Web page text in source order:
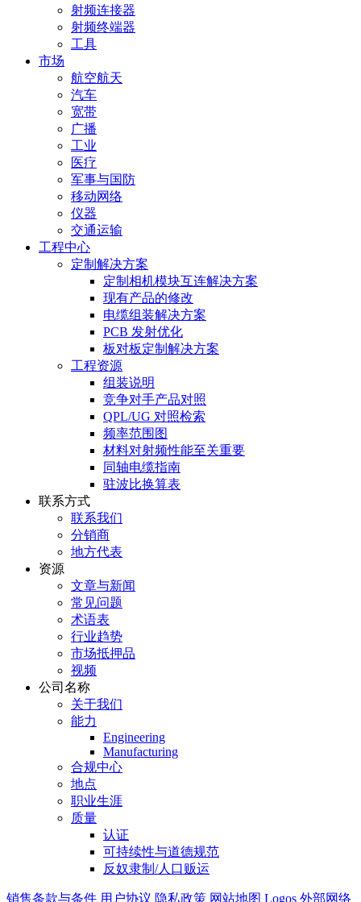
射频连接器
射频终端器
工具
市场
航空航天
汽车
宽带
广播
工业
医疗
军事与国防
移动网络
仪器
交通运输
工程中心
定制解决方案
定制相机模块互连解决方案
现有产品的修改
电缆组装解决方案
PCB 发射优化
板对板定制解决方案
工程资源
组装说明
竞争对手产品对照
QPL/UG 对照检索
频率范围图
材料对射频性能至关重要
同轴电缆指南
驻波比换算表
联系方式
联系我们
分销商
地方代表
资源
文章与新闻
常见问题
术语表
行业趋势
市场抵押品
视频
公司名称
关于我们
能力
Engineering
Manufacturing
合规中心
地点
职业生涯
质量
认证
可持续性与道德规范
反奴隶制/人口贩运
销售条款与条件 用户协议 隐私政策 网站地图 Logos 外部网络